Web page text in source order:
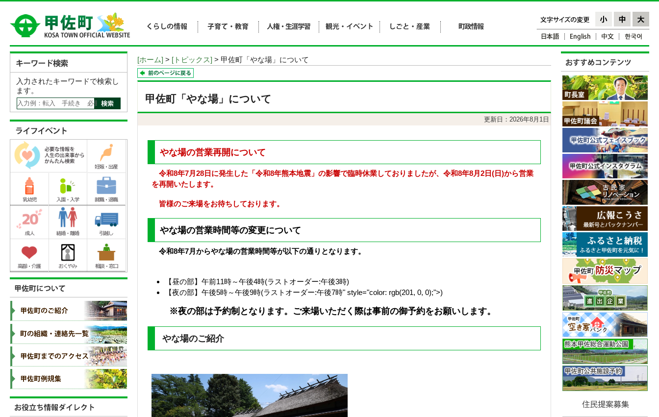
[ホーム] > [トピックス] > 甲佐町「やな場」について
甲佐町「やな場」について
更新日：2026年8月1日
やな場の営業再開について
令和8年7月28日に発生した「令和8年熊本地震」の影響で臨時休業しておりましたが、令和8年8月2日(日)から営業
を再開いたします。
皆様のご来場をお待ちしております。
やな場の営業時間等の変更について
令和8年7月からやな場の営業時間等が以下の通りとなります。
【昼の部】午前11時～午後4時(ラストオーダー:午後3時)
【夜の部】午後5時～午後9時(ラストオーダー:午後7時" style="color: rgb(201, 0, 0);">)
※夜の部は予約制となります。ご来場いただく際は事前の御予約をお願いします。
やな場のご紹介
入力されたキーワードで検索し
ます。